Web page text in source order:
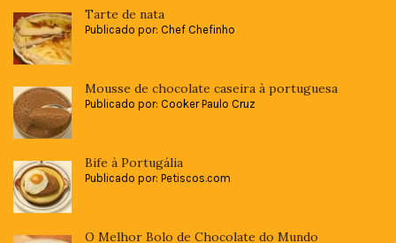
Tarte de nata
Publicado por: Chef Chefinho
Mousse de chocolate caseira à portuguesa
Publicado por: Cooker Paulo Cruz
Bife à Portugália
Publicado por: Petiscos.com
O Melhor Bolo de Chocolate do Mundo